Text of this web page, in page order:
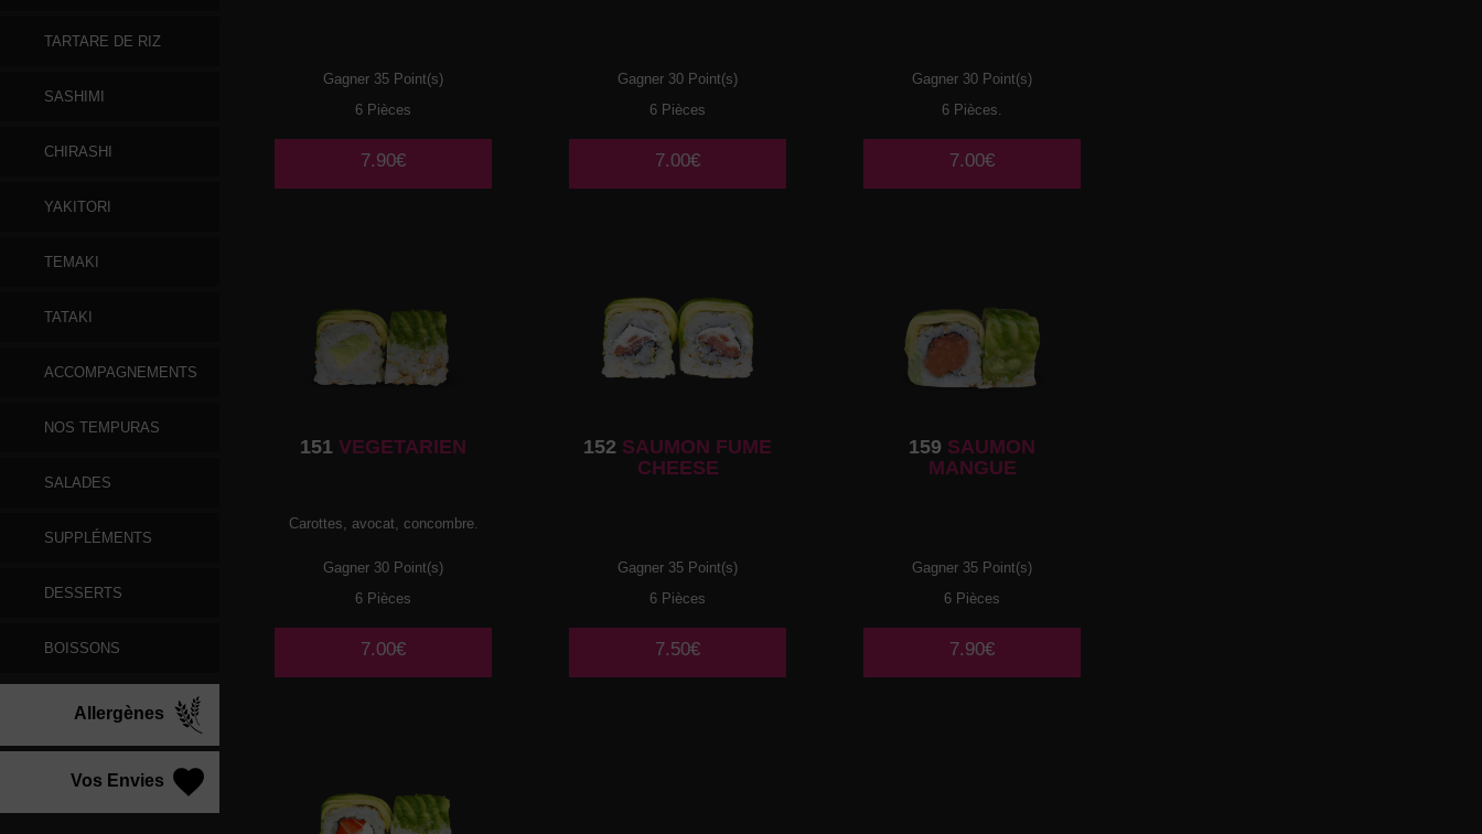
TARTARE DE RIZ
SASHIMI
CHIRASHI
YAKITORI
TEMAKI
TATAKI
ACCOMPAGNEMENTS
NOS TEMPURAS
SALADES
SUPPLÉMENTS
DESSERTS
BOISSONS
Allergènes
Vos Envies
Gagner 35 Point(s)
6 Pièces
7.90€
Gagner 30 Point(s)
6 Pièces
7.00€
Gagner 30 Point(s)
6 Pièces.
7.00€
151 VEGETARIEN
Carottes, avocat, concombre.
Gagner 30 Point(s)
6 Pièces
7.00€
152 SAUMON FUME
CHEESE
Gagner 35 Point(s)
6 Pièces
7.50€
159 SAUMON
MANGUE
Gagner 35 Point(s)
6 Pièces
7.90€